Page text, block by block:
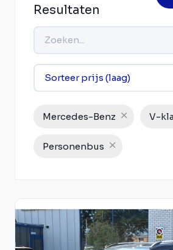
Resultaten
Mercedes-Benz V-
Personenbus